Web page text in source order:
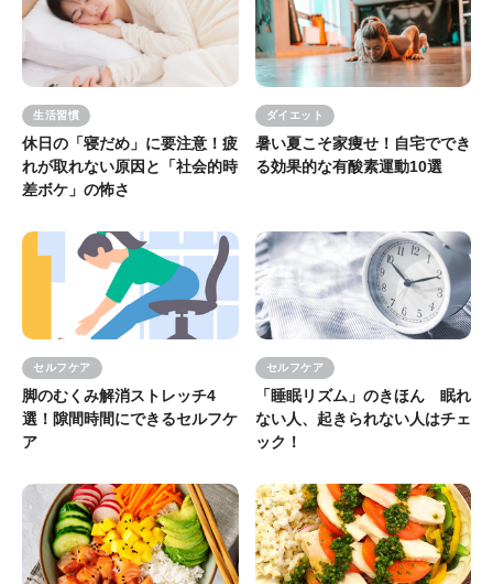
生活習慣
休日の「寝だめ」に要注意！疲
れが取れない原因と「社会的時
差ボケ」の怖さ
ダイエット
暑い夏こそ家痩せ！自宅ででき
る効果的な有酸素運動10選
セルフケア
脚のむくみ解消ストレッチ4
選！隙間時間にできるセルフケ
ア
セルフケア
「睡眠リズム」のきほん 眠れ
ない人、起きられない人はチェ
ック！